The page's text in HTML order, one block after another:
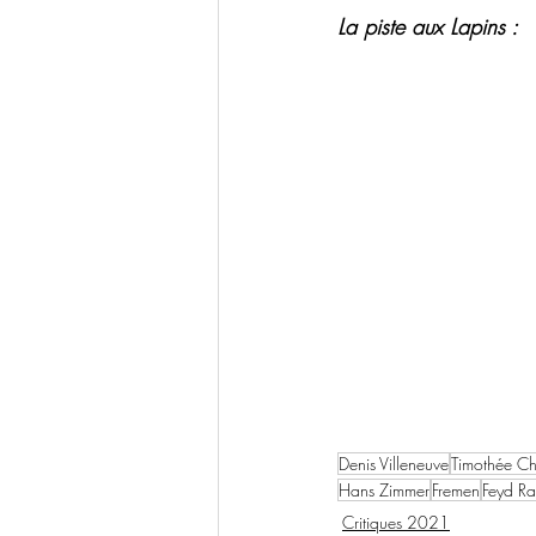
La piste aux Lapins :
Denis VilleneuveTimothée
Hans ZimmerFremen Feyd
Critiques 2021